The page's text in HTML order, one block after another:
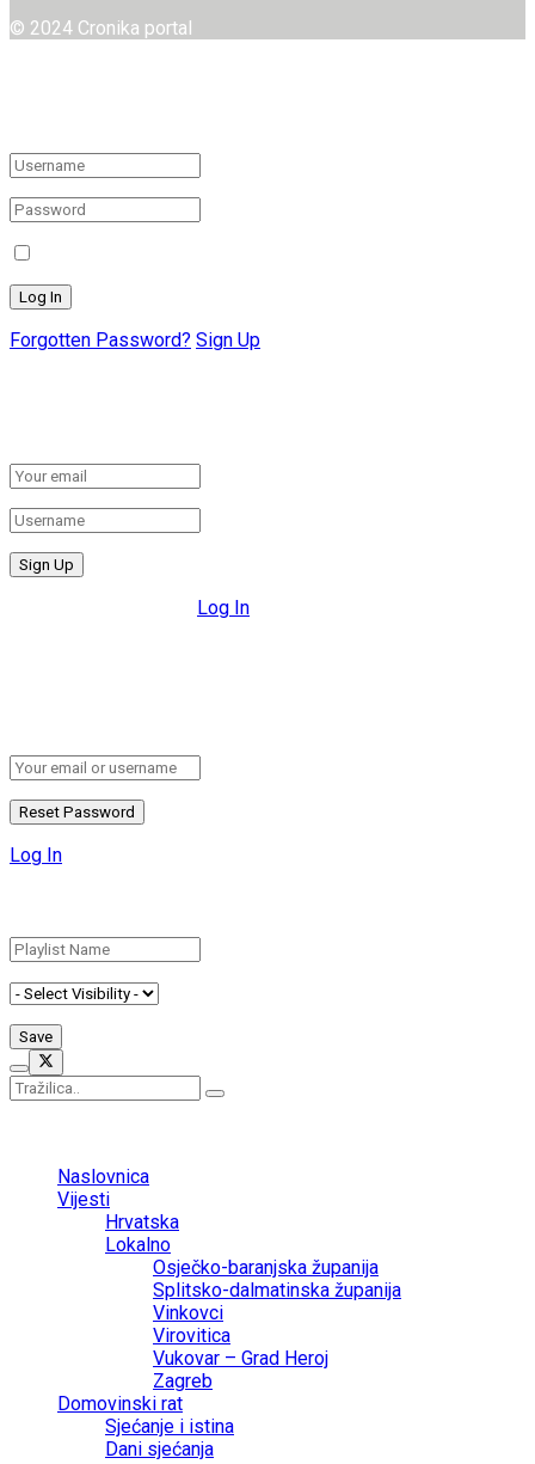
© 2024 Cronika portal
Forgotten Password? Sign Up
Log In
Log In
Naslovnica
Vijesti
Hrvatska
Lokalno
Osječko-baranjska županija
Splitsko-dalmatinska županija
Vinkovci
Virovitica
Vukovar – Grad Heroj
Zagreb
Domovinski rat
Sjećanje i istina
Dani sjećanja